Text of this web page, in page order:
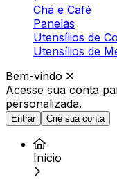
Chá e Café
Panelas
Utensílios de
Utensílios de
Bem-vindo
Acesse sua conta
personalizada.
Entrar Crie sua conta
Início